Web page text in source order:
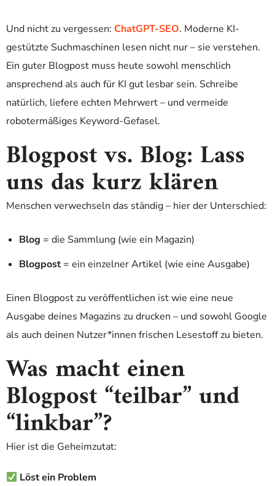
Und nicht zu vergessen: ChatGPT-SEO. Moderne KI-
gestützte Suchmaschinen lesen nicht nur – sie verstehen.
Ein guter Blogpost muss heute sowohl menschlich
ansprechend als auch für KI gut lesbar sein. Schreibe
natürlich, liefere echten Mehrwert – und vermeide
robotermäßiges Keyword-Gefasel.
Blogpost vs. Blog: Lass
uns das kurz klären
Menschen verwechseln das ständig – hier der Unterschied:
Blog = die Sammlung (wie ein Magazin)
Blogpost= ein einzelner Artikel (wie eine Ausgabe)
Einen Blogpost zu veröffentlichen ist wie eine neue
Ausgabe deines Magazins zu drucken – und sowohl Google
als auch deinen Nutzer*innen frischen Lesestoff zu bieten.
Was macht einen
Blogpost “teilbar” und
“linkbar”?
Hier ist die Geheimzutat:
Löst ein Problem